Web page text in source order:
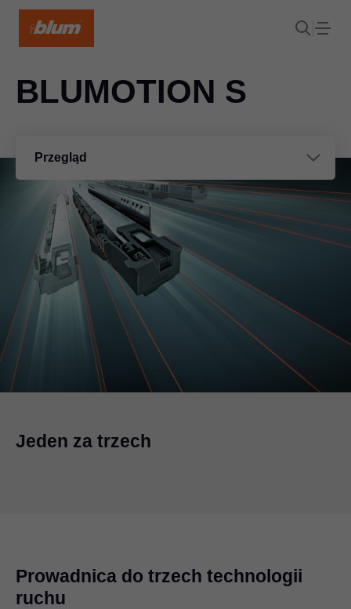
Przegląd
BLUMOTION S
Jeden za trzech
Prowadnica do trzech technologii
ruchu